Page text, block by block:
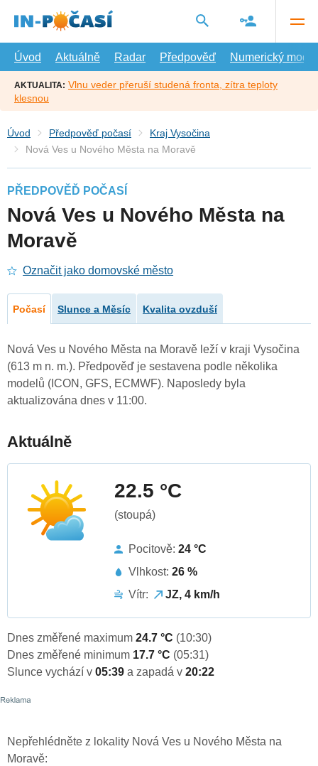
hlavní
Úvod
Aktuálně Radar Předpověď Numerický model
AKTUALITA: Vlnu veder přeruší studená fronta, zítra teploty
klesnou
Úvod Předpověď počasí
Kraj Vysočina
Nová Ves u Nového Města na Moravě
PŘEDPOVĚĎ POČASÍ
Nová Ves u Nového Města na
Moravě
Označit jako domovské město
Počasí Slunce a Měsíc Kvalita ovzduší
Nová Ves u Nového Města na Moravě leží v kraji Vysočina
(613 m n. m.). Předpověď je sestavena podle několika
modelů (ICON, GFS, ECMWF). Naposledy byla
aktualizována dnes v 11:00.
Aktuálně
22.5 °C
(stoupá)
Pocitově: 24 °C
Vlhkost: 26 %
Vítr:
JZ, 4 km/h
Dnes změřené maximum 24.7 °C (10:30)
Dnes změřené minimum 17.7 °C (05:31)
Slunce vychází v 05:39 a zapadá v 20:22
Nepřehlédněte z lokality Nová Ves u Nového Města na
Moravě: